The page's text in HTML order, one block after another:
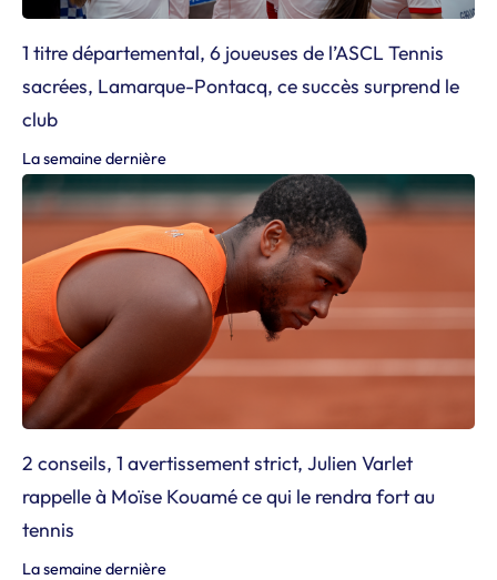
1 titre départemental, 6 joueuses de l’ASCL Tennis
sacrées, Lamarque-Pontacq, ce succès surprend le
club
La semaine dernière
2 conseils, 1 avertissement strict, Julien Varlet
rappelle à Moïse Kouamé ce qui le rendra fort au
tennis
La semaine dernière